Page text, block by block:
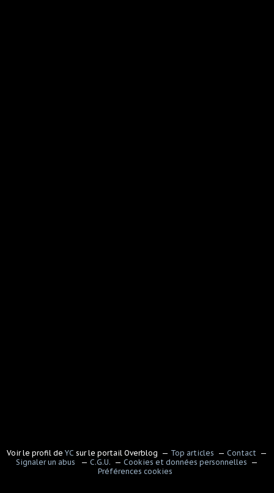
Voir le profil de YC sur le portail Overblog Top articles
Contact
Signaler un abus
C.G.U.
Cookies et données personnelles
Préférences cookies